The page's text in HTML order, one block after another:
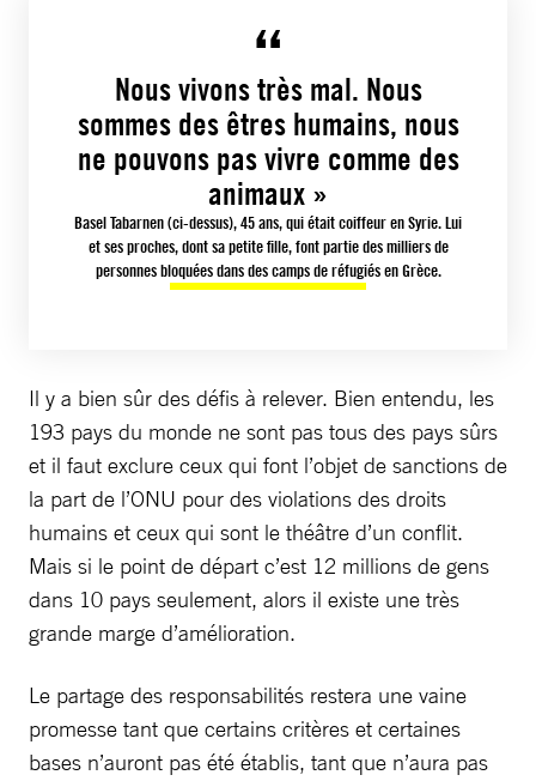
Nous vivons très mal. Nous
sommes des êtres humains, nous
ne pouvons pas vivre comme des
animaux »
Basel Tabarnen (ci-dessus), 45 ans, qui était coiffeur en Syrie. Lui
et ses proches, dont sa petite fille, font partie des milliers de
personnes bloquées dans des camps de réfugiés en Grèce.
Il y a bien sûr des défis à relever. Bien entendu, les
193 pays du monde ne sont pas tous des pays sûrs
et il faut exclure ceux qui font l’objet de sanctions de
la part de l’ONU pour des violations des droits
humains et ceux qui sont le théâtre d’un conflit.
Mais si le point de départ c’est 12 millions de gens
dans 10 pays seulement, alors il existe une très
grande marge d’amélioration.
Le partage des responsabilités restera une vaine
promesse tant que certains critères et certaines
bases n’auront pas été établis, tant que n’aura pas